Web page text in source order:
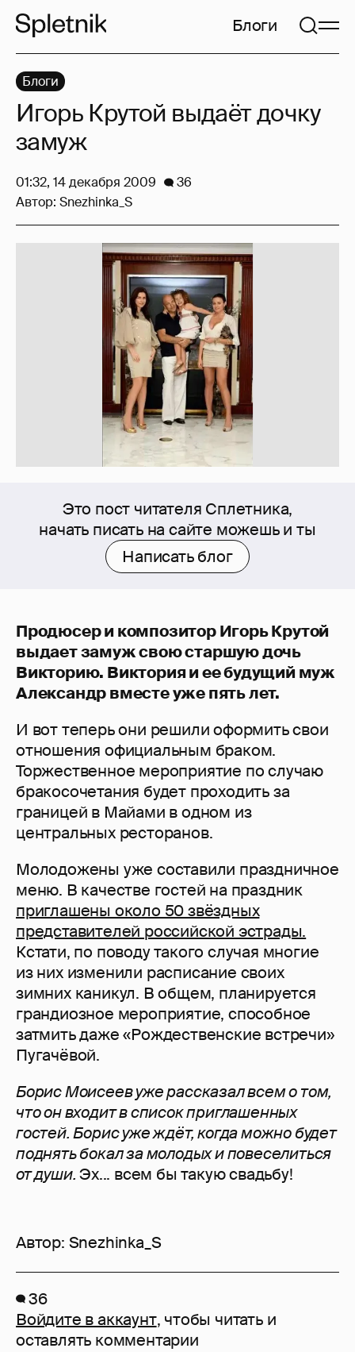
Блоги
Это пост читателя Сплетника,
начать писать на сайте можешь и ты
Написать блог
Продюсер и композитор Игорь Крутой
выдает замуж свою старшую дочь
Викторию. Виктория и ее будущий муж
Александр вместе уже пять лет.
И вот теперь они решили оформить свои
отношения официальным браком.
Торжественное мероприятие по случаю
бракосочетания будет проходить за
границей в Майами в одном из
центральных ресторанов.
Молодожены уже составили праздничное
меню. В качестве гостей на праздник
приглашены около 50 звёздных
представителей российской эстрады.
Кстати, по поводу такого случая многие
из них изменили расписание своих
зимних каникул. В общем, планируется
грандиозное мероприятие, способное
затмить даже «Рождественские встречи»
Пугачёвой.
Борис Моисеев уже рассказал всем о том,
что он входит в список приглашенных
гостей. Борис уже ждёт, когда можно будет
поднять бокал за молодых и повеселиться
от души.Эх... всем бы такую свадьбу!
Автор: Snezhinka_S
Блоги
Игорь Крутой выдаёт дочку
замуж
01:32, 14 декабря 2009
36
Автор: Snezhinka_S
36
Войдите в аккаунт, чтобы читать и
оставлять комментарии